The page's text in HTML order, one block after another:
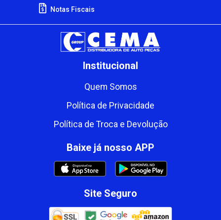
Notas Fiscais
Institucional
Quem Somos
Política de Privacidade
Política de Troca e Devolução
Baixe já nosso APP
Site Seguro